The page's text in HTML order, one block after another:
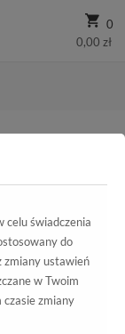
0
0,00 zł
Sch. Nero.Prz
celu świadczenia
do
zmiany ustawień
w Twoim
czasie zmiany